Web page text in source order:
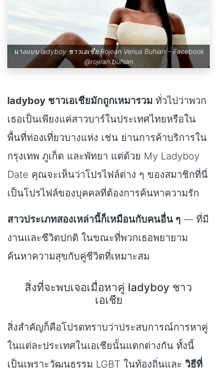
นางแบบ ladyboy ชาวเอเชีย Rojean Venus Buhian – Facebook
@rojean.buhian
ladyboy ชาวเอเชียมักถูกเหมารวม ทั่วไปว่าพวก
เธอเป็นเพียงแค่สาวบาร์ในประเทศไทยหรือใน
พื้นที่ท่องเที่ยวบางแห่ง เช่น ย่านการค้าบริการใน
กรุงเทพ ภูเก็ต และพัทยา แต่ด้วย My Ladyboy
Date คุณจะเห็นว่าโปรไฟล์ต่าง ๆ ของสมาชิกที่นี่
เป็นโปรไฟล์ของบุคคลที่ต้องการค้นหาความรัก
สาวประเภทสองเหล่านี้ก็เหมือนกับคนอื่น ๆ — ที่มี
งานและชีวิตปกติ ในขณะที่พวกเธอพยายาม
ค้นหาความสุขกับคู่ชีวิตที่เหมาะสม
สิ่งที่จะพบเจอเมื่อหาคู่ ladyboy ชาว
เอเชีย
สิ่งสำคัญก็คือโปรดทราบว่าประสบการณ์การหาคู่
ในแต่ละประเทศในเอเชียนั้นแตกต่างกัน ทั้งนี้
เป็นเพราะวัฒนธรรม LGBT ในท้องถิ่นและ วิธีที่